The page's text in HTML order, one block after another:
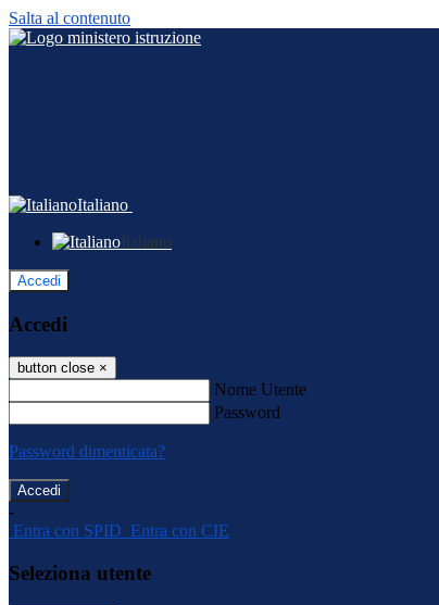
Salta al contenuto
Italiano
Italiano
Accedi
Accedi
button close ×
Nome Utente
Password
Password dimenticata?
-
Entra con SPID Entra con CIE
Seleziona utente